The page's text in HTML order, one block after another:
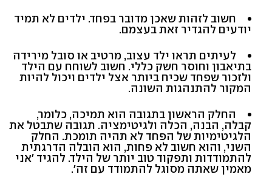
חשוב לזהות שאכן מדובר בפחד. ילדים לא תמיד
יודעים להגדיר זאת בעצמם.
לעיתים תראו ילד עצוב, מרטיב או סובל מירידה
בתיאבון וחוסר חשק כללי. חשוב לשוחח עם הילד
ולזכור שפחד שכיח ביותר אצל ילדים ויכול להיות
המקור להתנהגות השונה.
החלק הראשון בתגובה הוא תמיכה, כלומר,
קבלה, הבנה, הכלה ולגיטימציה. תגובה שתבטל את
הלגיטימיות של הפחד לא תהיה תומכת. החלק
השני, והוא חשוב לא פחות, הוא הובלה הדרגתית
להתמודדות ותפקוד טוב יותר של הילד. להגיד 'אני
מאמין שאתה מסוגל להתמודד עם זה'.